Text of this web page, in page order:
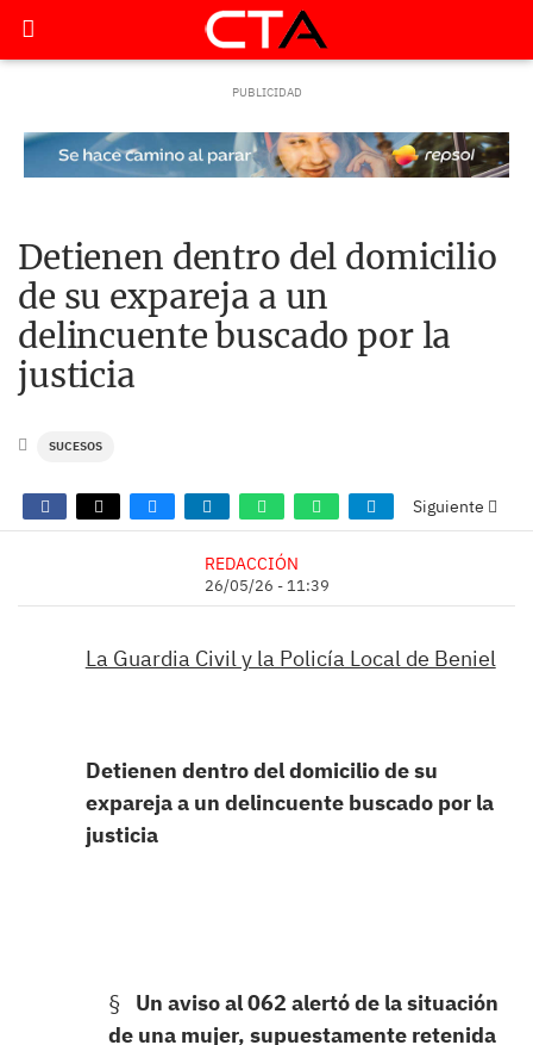
Detienen dentro del domicilio
de su expareja a un
delincuente buscado por la
justicia
SUCESOS
Siguiente
REDACCIÓN
26/05/26 - 11:39
La Guardia Civil y la Policía Local de Beniel
Detienen dentro del domicilio de su
expareja a un delincuente buscado por la
justicia
§ Un aviso al 062 alertó de la situación
de una mujer, supuestamente retenida